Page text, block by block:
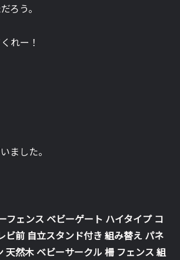
ろう。
れー！
ました。
フェンス ベビーゲート ハイタイプ コ
ビ前 自立スタンド付き 組み替え パネ
天然木 ベビーサークル 柵 フェンス 組